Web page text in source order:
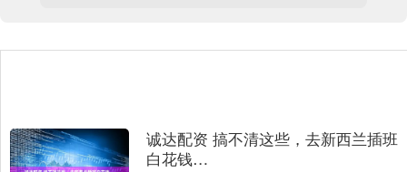
诚达配资 搞不清这些，去新西兰插班
白花钱…